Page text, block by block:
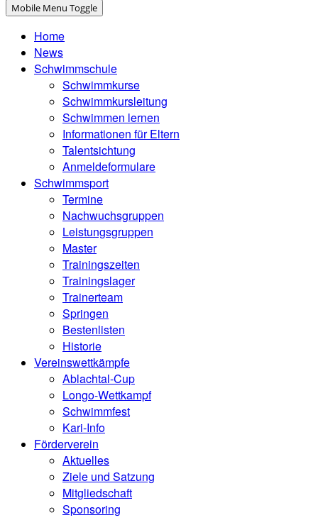
Mobile Menu Toggle
Home
News
Schwimmschule
Schwimmkurse
Schwimmkursleitung
Schwimmen lernen
Informationen für Eltern
Talentsichtung
Anmeldeformulare
Schwimmsport
Termine
Nachwuchsgruppen
Leistungsgruppen
Master
Trainingszeiten
Trainingslager
Trainerteam
Springen
Bestenlisten
Historie
Vereinswettkämpfe
Ablachtal-Cup
Longo-Wettkampf
Schwimmfest
Kari-Info
Förderverein
Aktuelles
Ziele und Satzung
Mitgliedschaft
Sponsoring